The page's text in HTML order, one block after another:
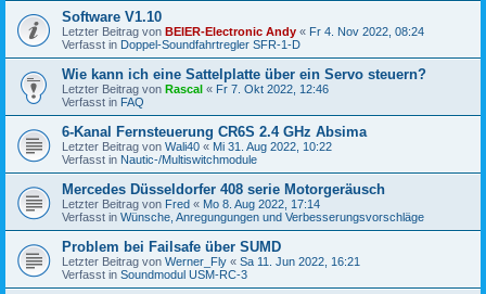
Software V1.10
Letzter Beitrag von BEIER-Electronic Andy « Fr 4. Nov 2022, 08:24
Verfasst in Doppel-Soundfahrtregler SFR-1-D
Wie kann ich eine Sattelplatte über ein Servo steuern?
Letzter Beitrag von Rascal « Fr 7. Okt 2022, 12:46
Verfasst in FAQ
6-Kanal Fernsteuerung CR6S 2.4 GHz Absima
Letzter Beitrag von Wali40 « Mi 31. Aug 2022, 10:22
Verfasst in Nautic-/Multiswitchmodule
Mercedes Düsseldorfer 408 serie Motorgeräusch
Letzter Beitrag von Fred « Mo 8. Aug 2022, 17:14
Verfasst in Wünsche, Anregungungen und Verbesserungsvorschläge
Problem bei Failsafe über SUMD
Letzter Beitrag von Werner_Fly « Sa 11. Jun 2022, 16:21
Verfasst in Soundmodul USM-RC-3